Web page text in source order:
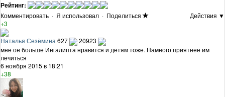
Рейтинг:
Комментировать · Я использовал · Поделиться
Действия ▼
+3
Наталья Сезёмина 627
20923
мне он больше Ингалипта нравится и детям тоже. Намного приятнее им
лечиться
6 ноября 2015 в 18:21
+38